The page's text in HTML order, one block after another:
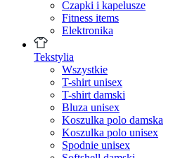
Czapki i kapelusze
Fitness items
Elektronika
Tekstylia
Wszystkie
T-shirt unisex
T-shirt damski
Bluza unisex
Koszulka polo damska
Koszulka polo unisex
Spodnie unisex